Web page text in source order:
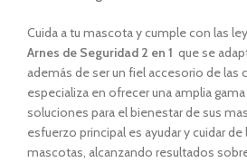
Cuida a tu mascota y cumple con las
Arnes de Seguridad 2 en 1 que se
además de ser un fiel accesorio de las
especializa en ofrecer una amplia
soluciones para el bienestar de sus
esfuerzo principal es ayudar y cuidar
mascotas, alcanzando resultados